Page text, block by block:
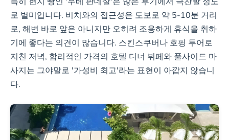
로 별미입니다. 비치와의 접근성은 도보로 약 5-10분 거리
로, 해변 바로 앞은 아니지만 오히려 조용하게 휴식을 취하
기에 좋다는 의견이 많습니다. 스킨스쿠버나 호핑 투어로
지친 저녁, 합리적인 가격의 호텔 디너 뷔페와 풀사이드 마
사지는 그야말로 '가성비 최고'라는 표현이 아깝지 않습니
다.